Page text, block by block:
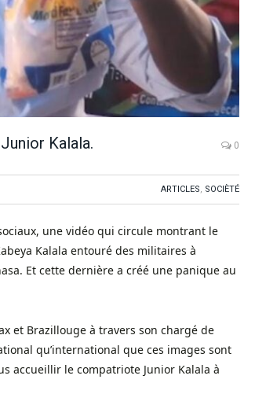
Kalala. 0
ARTICLES, SOCIÈTÉ
une vidéo qui circule montrant le
Kalala entouré des militaires à
Et cette dernière a créé une panique au
et Brazillouge à travers son chargé de
qu’international que ces images sont
accueillir le compatriote Junior Kalala à